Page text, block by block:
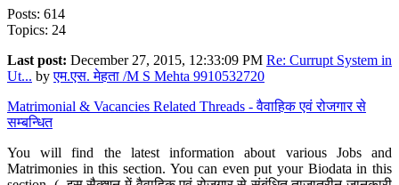
Posts: 614
Topics: 24
Last post: December 27, 2015, 12:33:09 PM Re: Currupt System in
Ut... byएम.एस. मेहता /M S Mehta 9910532720
Matrimonial & Vacancies Related Threads - वैवाहिक एवं रोजगार से
सम्बन्धित
You will find the latest information about various Jobs and
Matrimonies in this section. You can even put your Biodata in this